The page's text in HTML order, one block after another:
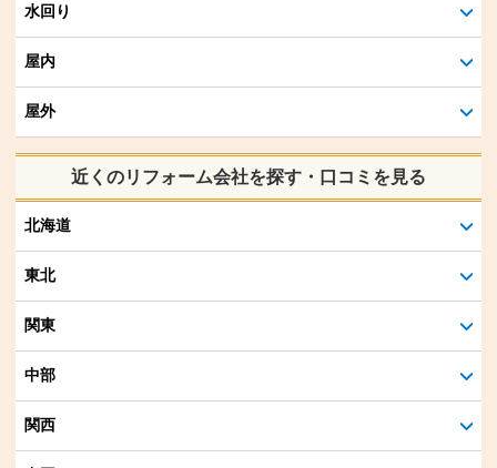
水回り
屋内
屋外
近くのリフォーム会社を探す・口コミを見る
北海道
東北
関東
中部
関西